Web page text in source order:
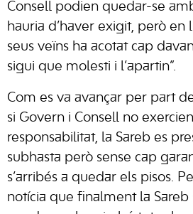
Consell podien quedar-se
hauria d’haver exigit, però en
seus veïns ha acotat cap
sigui que molesti i l’apartin”.
Com es va avançar per part
si Govern i Consell no
responsabilitat, la Sareb es
subhasta però sense cap
s’arribés a quedar els pisos.
notícia que finalment la Sareb